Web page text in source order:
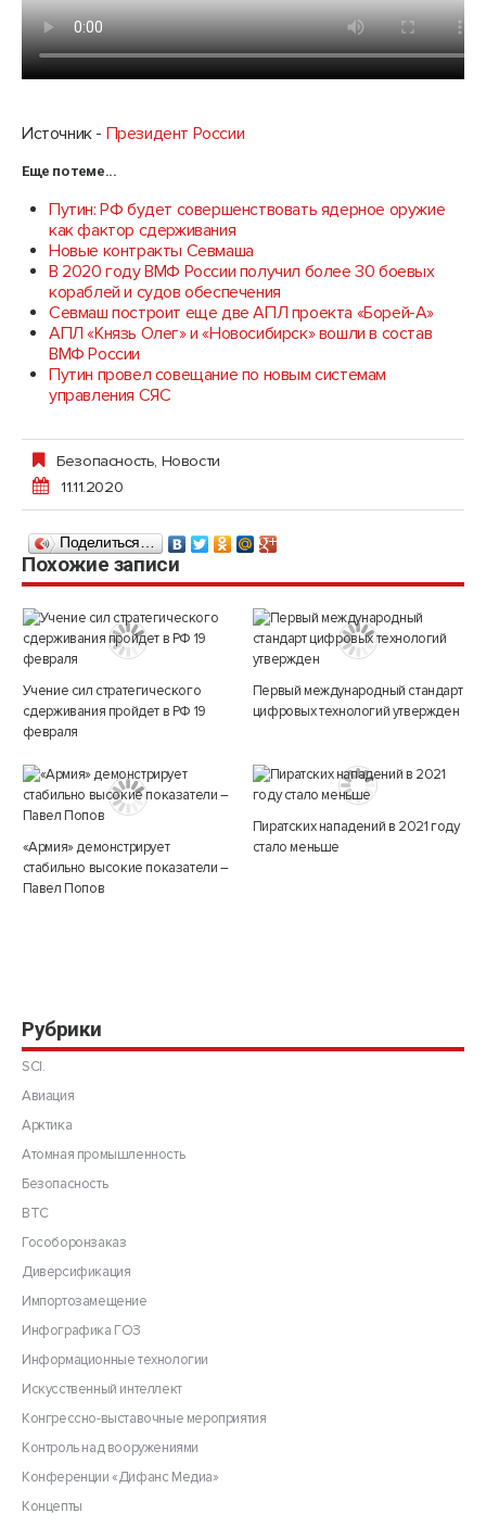
Источник - Президент России
Еще по теме...
Путин: РФ будет совершенствовать ядерное оружие
как фактор сдерживания
Новые контракты Севмаша
В 2020 году ВМФ России получил более 30 боевых
кораблей и судов обеспечения
Севмаш построит еще две АПЛ проекта «Борей-А»
АПЛ «Князь Олег» и «Новосибирск» вошли в состав
ВМФ России
Путин провел совещание по новым системам
управления СЯС
Безопасность, Новости
11.11.2020
Поделиться…
Похожие записи
Учение сил стратегического
сдерживания пройдет в РФ 19
февраля
Первый международный стандарт
цифровых технологий утвержден
«Армия» демонстрирует
стабильно высокие показатели –
Павел Попов
Пиратских нападений в 2021 году
стало меньше
Рубрики
SCI.
Авиация
Арктика
Атомная промышленность
Безопасность
ВТС
Гособоронзаказ
Диверсификация
Импортозамещение
Инфографика ГОЗ
Информационные технологии
Искусственный интеллект
Конгрессно-выставочные мероприятия
Контроль над вооружениями
Конференции «Дифанс Медиа»
Концепты